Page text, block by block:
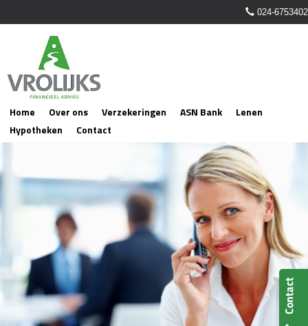
024-6753402
Home Over ons Verzekeringen ASN Bank
Lenen
Hypotheken
Contact